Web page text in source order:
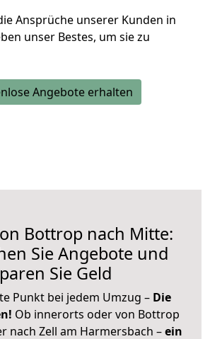
Ansprüche unserer Kunden in
unser Bestes, um sie zu
Angebote erhalten
Bottrop nach Mitte:
Sie Angebote und
Sie Geld
Punkt bei jedem Umzug – Die
Ob innerorts oder von Bottrop
nach Zell am Harmersbach –ein